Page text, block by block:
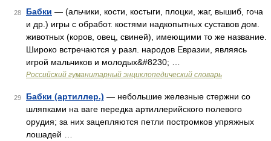
28 Бабки — (альчики, кости, костыги, плоцки, жаг, вышиб, гоча
и др.) игры с обработ. костями надкопытных суставов дом.
животных (коров, овец, свиней), имеющими то же название.
Широко встречаются у разл. народов Евразии, являясь
игрой мальчиков и молодых&#8230; …
Российский гуманитарный энциклопедический словарь
29 Бабки (артиллер.) — небольшие железные стержни со
шляпками на ваге передка артиллерийского полевого
орудия; за них зацепляются петли постромков упряжных
лошадей …